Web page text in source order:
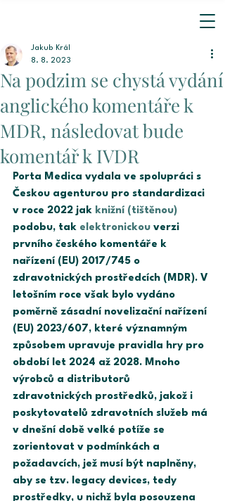
Na podzim se chystá vydání
anglického komentáře k
MDR, následovat bude
komentář k IVDR
Jakub Král
8. 8. 2023
Porta Medica vydala ve spolupráci s
Českou agenturou pro standardizaci
v roce 2022 jak knižní (tištěnou)
podobu, tak elektronickou verzi
prvního českého komentáře k
nařízení (EU) 2017/745 o
zdravotnických prostředcích (MDR). V
letošním roce však bylo vydáno
poměrně zásadní novelizační nařízení
(EU) 2023/607, které významným
způsobem upravuje pravidla hry pro
období let 2024 až 2028. Mnoho
výrobců a distributorů
zdravotnických prostředků, jakož i
poskytovatelů zdravotních služeb má
v dnešní době velké potíže se
zorientovat v podmínkách a
požadavcích, jež musí být naplněny,
aby se tzv. legacy devices, tedy
prostředky, u nichž byla posouzena